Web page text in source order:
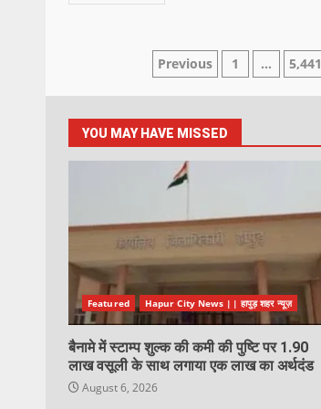
Previous 1 … 5,441
YOU MAY HAVE MISSED
Featured Hapur City News || हापुड़ शहर न्यूज़
बैनामे में स्टाम्प शुल्क की कमी की पुष्टि पर 1.90
लाख वसूली के साथ लगाया एक लाख का अर्थदंड
August 6, 2026